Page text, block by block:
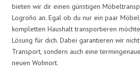
bieten wir dir einen günstigen
Logroño an. Egal ob du nur ein paar
kompletten Haushalt transportieren
Lösung für dich. Dabei garantieren wir
Transport, sondern auch eine
neuen Wohnort.